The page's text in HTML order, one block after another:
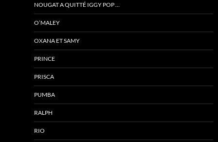
NOUGAT A QUITTÉ IGGY POP …
O’MALEY
OXANA ET SAMY
PRINCE
PRISCA
PUMBA
RALPH
RIO